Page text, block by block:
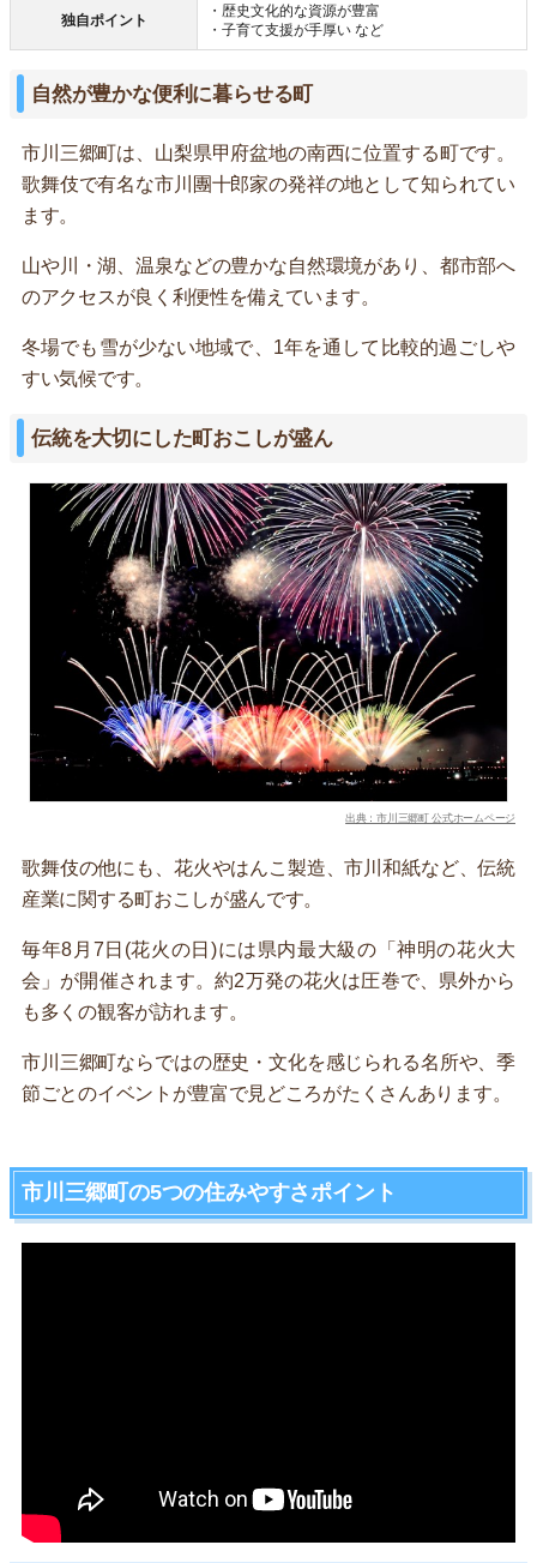
独自ポイント
・歴史文化的な資源が豊富
・子育て支援が手厚い など
自然が豊かな便利に暮らせる町
市川三郷町は、山梨県甲府盆地の南西に位置する町です。
歌舞伎で有名な市川團十郎家の発祥の地として知られてい
ます。
山や川・湖、温泉などの豊かな自然環境があり、都市部へ
のアクセスが良く利便性を備えています。
冬場でも雪が少ない地域で、1年を通して比較的過ごしや
すい気候です。
伝統を大切にした町おこしが盛ん
出典：市川三郷町 公式ホームページ
歌舞伎の他にも、花火やはんこ製造、市川和紙など、伝統
産業に関する町おこしが盛んです。
毎年8月7日(花火の日)には県内最大級の「神明の花火大
会」が開催されます。約2万発の花火は圧巻で、県外から
も多くの観客が訪れます。
市川三郷町ならではの歴史・文化を感じられる名所や、季
節ごとのイベントが豊富で見どころがたくさんあります。
市川三郷町の5つの住みやすさポイント